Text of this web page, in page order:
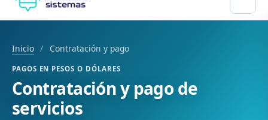
Inicio / Contratación y pago
PAGOS EN PESOS O DÓLARES
Contratación y pago de
servicios